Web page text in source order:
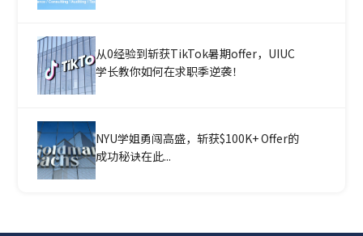
从0经验到斩获TikTok暑期offer，UIUC
学长教你如何在求职季逆袭！
NYU学姐勇闯高盛，斩获$100K+ Offer的
成功秘诀在此...